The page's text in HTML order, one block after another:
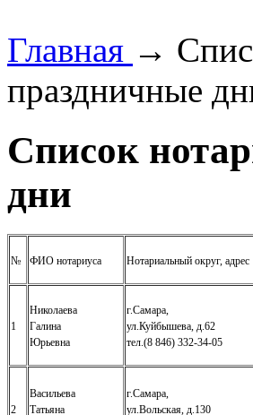
Главная →
праздничные
Список
дни
№ ФИО нотариуса Нотариальный округ, адрес
1
Николаева
Галина
Юрьевна
г.Самара,
ул.Куйбышева, д.62
тел.(8 846) 332-34-05
2
Васильева
Татьяна
г.Самара,
ул.Вольская, д.130